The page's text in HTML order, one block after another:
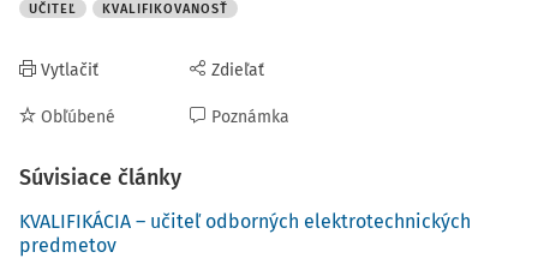
UČITEĽ KVALIFIKOVANOSŤ
Vytlačiť
Obľúbené
Zdieľať
Poznámka
Súvisiace články
KVALIFIKÁCIA – učiteľ odborných elektrotechnických
predmetov